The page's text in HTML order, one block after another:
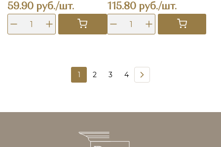
59.90 руб./шт. 115.80 руб./шт.
1 2 3 4